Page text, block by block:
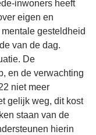
inwoners heeft
eigen en
gesteldheid
van de dag.
De
en de verwachting
niet meer
gelijk weg, dit kost
staan van de
hierin